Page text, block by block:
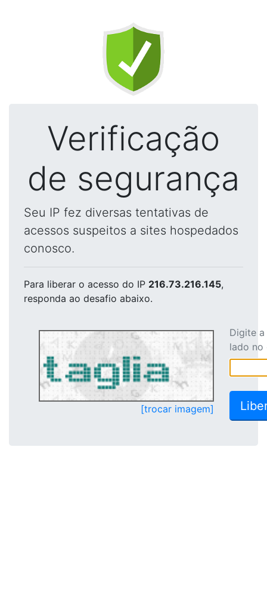
Verificação
de segurança
Seu IP fez diversas tentativas de
acessos suspeitos a sites hospedados
conosco.
Para liberar o acesso do IP 216.73.216.145,
responda ao desafio abaixo.
[trocar imagem]
Digite
lado no